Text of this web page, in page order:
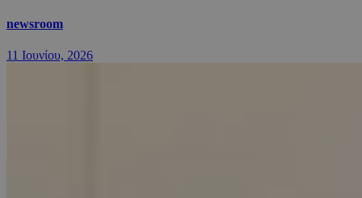
newsroom
11 Ιουνίου, 2026